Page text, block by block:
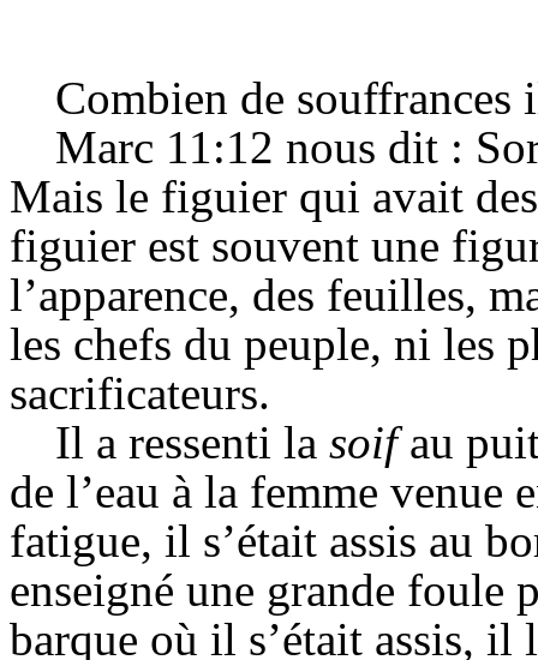
Combien de souffrances
Marc 11:12 nous dit :
Mais le figuier qui avait
figuier est souvent une
l’apparence, des feuilles,
les chefs du peuple, ni les
sacrificateurs.
Il a ressenti la soifau
de l’eau à la femme venue
fatigue, il s’était assis au
enseigné une grande foule
barque où il s’était assis, il